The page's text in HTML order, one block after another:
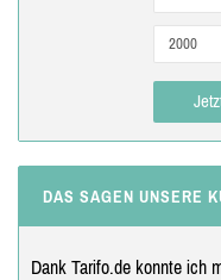
DAS SAGEN UNSERE
Dank Tarifo.de konnte ich